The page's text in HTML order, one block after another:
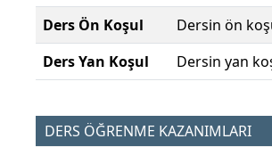
Ders Ön Koşul
Dersin ön
Ders Yan Koşul
Dersin yan
DERS ÖĞRENME KAZANIMLARI